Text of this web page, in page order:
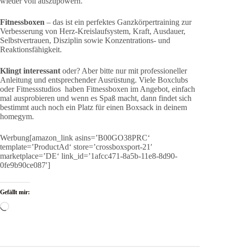
Fitnessboxen – das ist ein perfektes Ganzkörpertraining zur
Verbesserung von Herz-Kreislaufsystem, Kraft, Ausdauer,
Selbstvertrauen, Disziplin sowie Konzentrations- und
Reaktionsfähigkeit.
Klingt interessant oder? Aber bitte nur mit professioneller
Anleitung und entsprechender Ausrüstung. Viele Boxclubs
oder Fitnessstudios haben Fitnessboxen im Angebot, einfach
mal ausprobieren und wenn es Spaß macht, dann findet sich
bestimmt auch noch ein Platz für einen Boxsack in deinem
homegym.
Werbung[amazon_link asins=’B00GO38PRC‘
template=’ProductAd‘ store=’crossboxsport-21′
marketplace=’DE‘ link_id=’1afcc471-8a5b-11e8-8d90-
0fe9b90ce087′]
Gefällt mir:
Wird